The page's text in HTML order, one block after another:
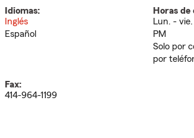
Idiomas:
Inglés
Español
Horas de
Lun. -
PM
Solo por
por
Fax:
414-964-1199